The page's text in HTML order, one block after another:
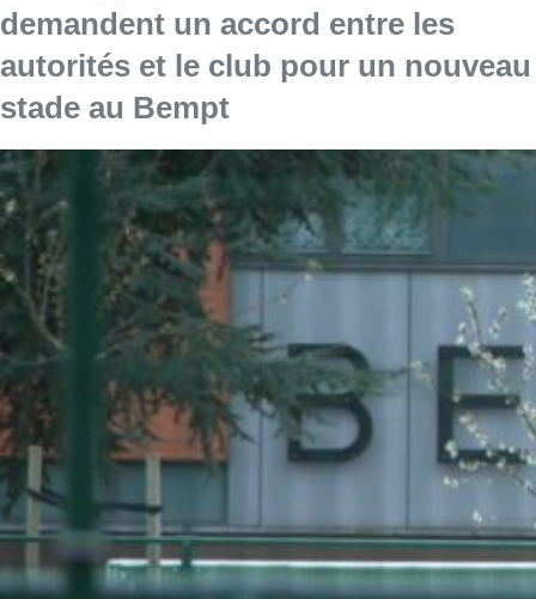
demandent un accord entre les
autorités et le club pour un nouveau
stade au Bempt